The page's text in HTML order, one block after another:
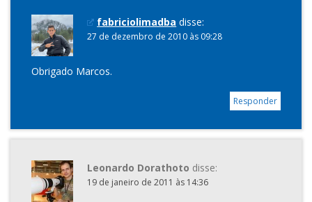
fabriciolimadba disse:
27 de dezembro de 2010 às 09:28
Obrigado Marcos.
Responder
Leonardo Dorathoto disse:
19 de janeiro de 2011 às 14:36